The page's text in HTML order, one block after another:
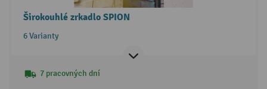
Širokouhlé zrkadlo SPION
6 Varianty
7 pracovných dní